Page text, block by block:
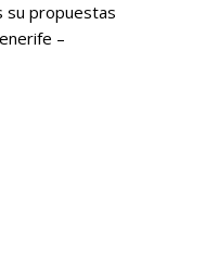
su propuestas
–